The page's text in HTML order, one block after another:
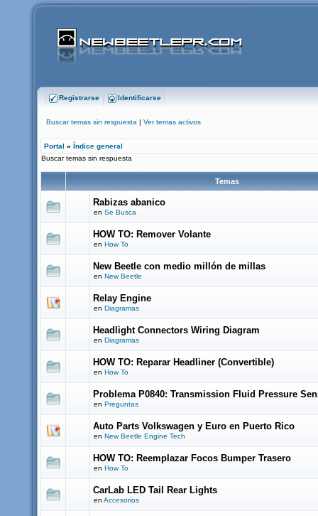
Registrarse Identificarse
Buscar temas sin respuesta | Ver temas activos
Portal » Índice general
Buscar temas sin respuesta
Temas
Rabizas abanico
en Se Busca
HOW TO: Remover Volante
en How To
New Beetle con medio millón de millas
en New Beetle
Relay Engine
en Diagramas
Headlight Connectors Wiring Diagram
en Diagramas
HOW TO: Reparar Headliner (Convertible)
en How To
Problema P0840: Transmission Fluid Pressure
en Preguntas
Auto Parts Volkswagen y Euro en Puerto Rico
en New Beetle Engine Tech
HOW TO: Reemplazar Focos Bumper Trasero
en How To
CarLab LED Tail Rear Lights
en Accesorios